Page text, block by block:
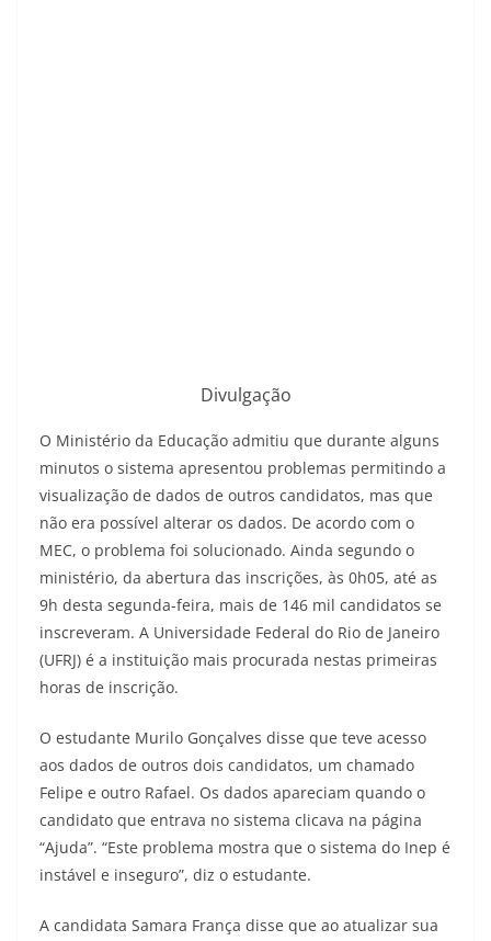
Divulgação
O Ministério da Educação admitiu que durante alguns
minutos o sistema apresentou problemas permitindo a
visualização de dados de outros candidatos, mas que
não era possível alterar os dados. De acordo com o
MEC, o problema foi solucionado. Ainda segundo o
ministério, da abertura das inscrições, às 0h05, até as
9h desta segunda-feira, mais de 146 mil candidatos se
inscreveram. A Universidade Federal do Rio de Janeiro
(UFRJ) é a instituição mais procurada nestas primeiras
horas de inscrição.
O estudante Murilo Gonçalves disse que teve acesso
aos dados de outros dois candidatos, um chamado
Felipe e outro Rafael. Os dados apareciam quando o
candidato que entrava no sistema clicava na página
“Ajuda”. “Este problema mostra que o sistema do Inep é
instável e inseguro”, diz o estudante.
A candidata Samara França disse que ao atualizar sua